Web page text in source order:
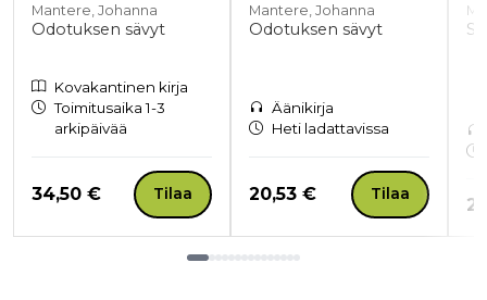
Mantere, Johanna
Odotuksen sävyt
Kovakantinen kirja
Toimitusaika 1-3
arkipäivää
Hinta nyt
34,50 € Tilaa
Mantere, Johanna
Odotuksen sävyt
Äänikirja
Heti ladattavissa
Hinta nyt
20,53 € Tilaa